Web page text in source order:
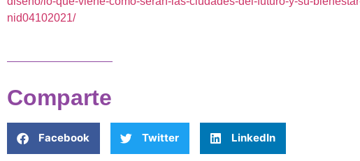
nid04102021/
Comparte
Facebook Twitter LinkedIn